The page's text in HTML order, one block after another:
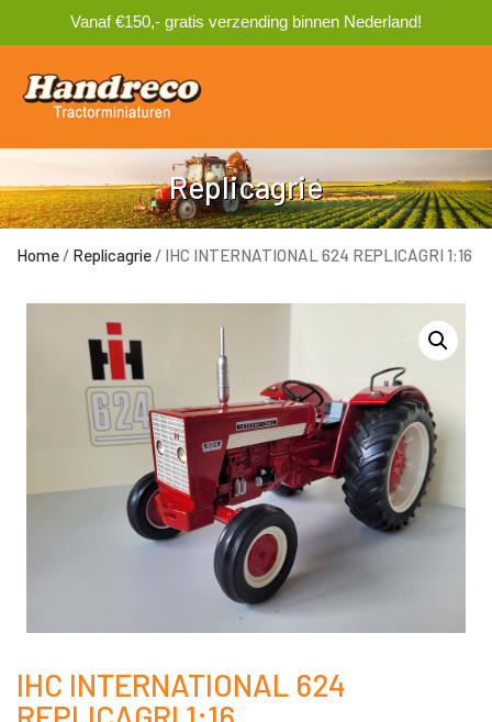
Vanaf €150,- gratis verzending binnen Nederland!
Replicagrie
Home / Replicagrie / IHC INTERNATIONAL 624 REPLICAGRI 1:16
IHC INTERNATIONAL 624